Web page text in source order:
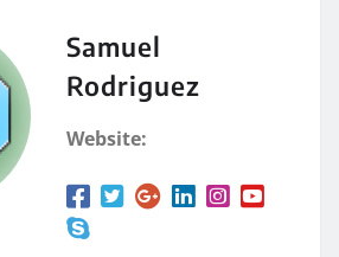
Samuel
Rodriguez
Website: